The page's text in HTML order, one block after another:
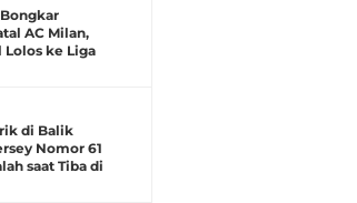
AC Milan,
Lolos ke Liga
di Balik
Nomor 61
saat Tiba di